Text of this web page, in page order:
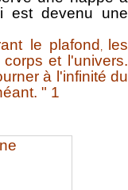
est devenu une
le plafond ,
les
et l'univers.
à l'infinité du
" 1